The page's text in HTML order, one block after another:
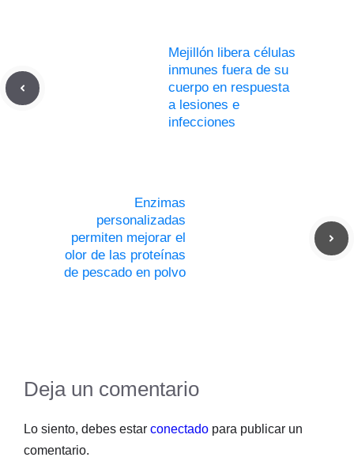
Mejillón libera células
inmunes fuera de su
cuerpo en respuesta
a lesiones e
infecciones
Enzimas
personalizadas
permiten mejorar el
olor de las proteínas
de pescado en polvo
Deja un comentario
Lo siento, debes estar conectado para publicar un
comentario.